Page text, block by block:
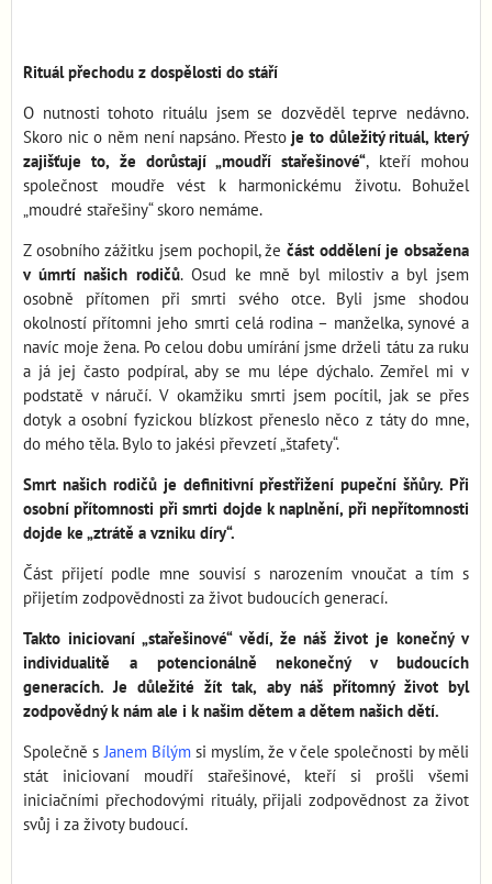
Rituál přechodu z dospělosti do stáří
O nutnosti tohoto rituálu jsem se dozvěděl teprve nedávno.
Skoro nic o něm není napsáno. Přestoje to důležitý rituál, který
zajišťuje to, že dorůstají „moudří stařešinové“, kteří mohou
společnost moudře vést k harmonickému životu. Bohužel
„moudré stařešiny“ skoro nemáme.
Z osobního zážitku jsem pochopil, že část oddělení je obsažena
v úmrtí našich rodičů. Osud ke mně byl milostiv a byl jsem
osobně přítomen při smrti svého otce. Byli jsme shodou
okolností přítomni jeho smrti celá rodina – manželka, synové a
navíc moje žena. Po celou dobu umírání jsme drželi tátu za ruku
a já jej často podpíral, aby se mu lépe dýchalo. Zemřel mi v
podstatě v náručí. V okamžiku smrti jsem pocítil, jak se přes
dotyk a osobní fyzickou blízkost přeneslo něco z táty do mne,
do mého těla. Bylo to jakési převzetí „štafety“.
Smrt našich rodičů je definitivní přestřižení pupeční šňůry. Při
osobní přítomnosti při smrti dojde k naplnění, při nepřítomnosti
dojde ke „ztrátě a vzniku díry“.
Část přijetí podle mne souvisí s narozením vnoučat a tím s
přijetím zodpovědnosti za život budoucích generací.
Takto iniciovaní „stařešinové“ vědí, že náš život je konečný v
individualitě a potencionálně nekonečný v budoucích
generacích. Je důležité žít tak, aby náš přítomný život byl
zodpovědný k nám ale i k našim dětem a dětem našich dětí.
Společně sJanem Bílýmsi myslím, že v čele společnosti by měli
stát iniciovaní moudří stařešinové, kteří si prošli všemi
iniciačními přechodovými rituály, přijali zodpovědnost za život
svůj i za životy budoucí.